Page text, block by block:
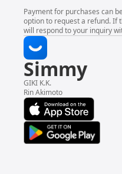
Payment for purchases can
option to request a refund. If
will respond to your inquiry
Simmy
GIKI K.K.
Rin Akimoto